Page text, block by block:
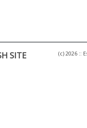
SITE
(c) 2026 ::